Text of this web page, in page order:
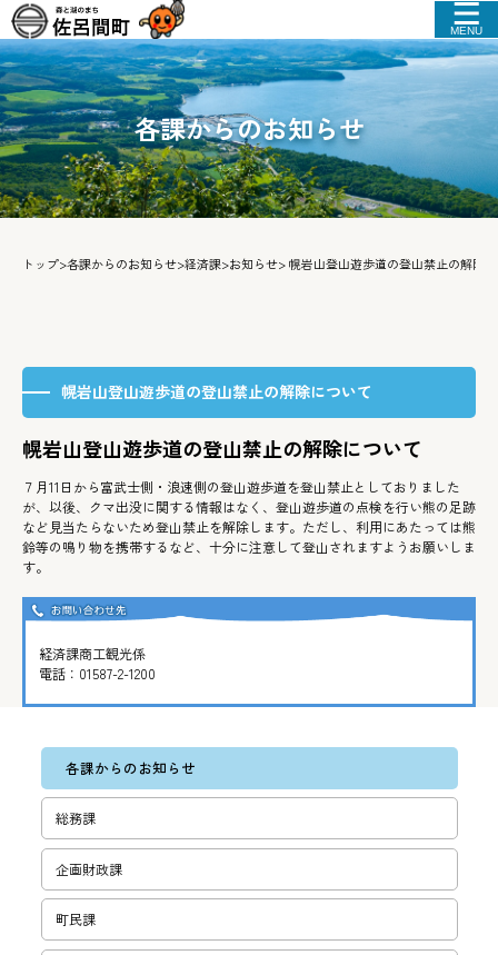
MENU
各課からのお知らせ
トップ>各課からのお知らせ>経済課>お知らせ> 幌岩山登山遊歩道の登山禁止の解除
幌岩山登山遊歩道の登山禁止の解除について
幌岩山登山遊歩道の登山禁止の解除について
７月11日から富武士側・浪速側の登山遊歩道を登山禁止としておりました
が、以後、クマ出没に関する情報はなく、登山遊歩道の点検を行い熊の足跡
など見当たらないため登山禁止を解除します。ただし、利用にあたっては熊
鈴等の鳴り物を携帯するなど、十分に注意して登山されますようお願いしま
す。
経済課商工観光係
電話： 01587-2-1200
各課からのお知らせ
総務課
企画財政課
町民課